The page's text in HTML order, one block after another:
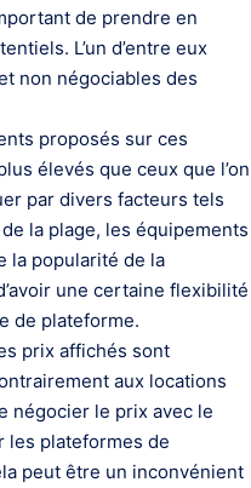
de prendre en
L’un d’entre eux
non négociables des
proposés sur ces
élevés que ceux que l’on
par divers facteurs tels
la plage, les équipements
la popularité de la
une certaine flexibilité
de plateforme.
prix affichés sont
aux locations
négocier le prix avec le
les plateformes de
peut être un inconvénient